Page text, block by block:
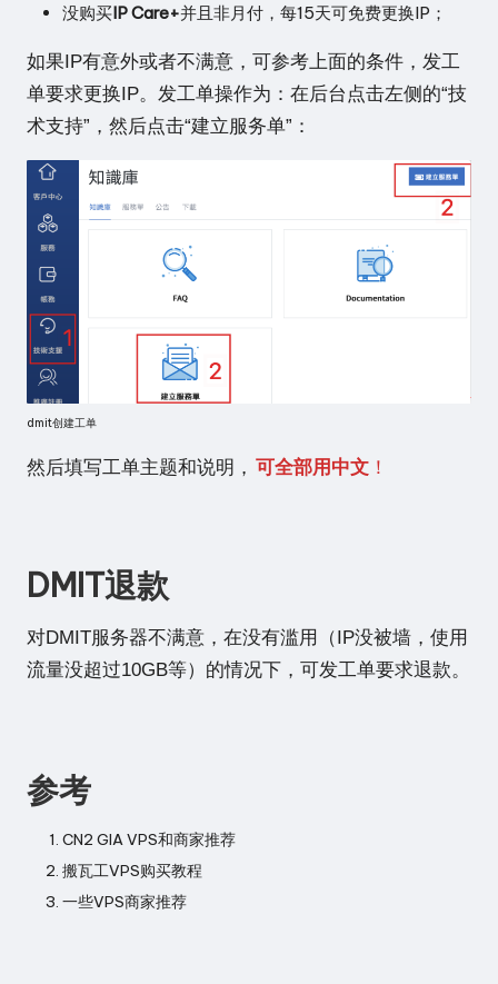
没购买IP Care+并且非月付，每15天可免费更换IP；
如果IP有意外或者不满意，可参考上面的条件，发工
单要求更换IP。发工单操作为：在后台点击左侧的“技
术支持”，然后点击“建立服务单”：
dmit创建工单
然后填写工单主题和说明， 可全部用中文 ！
DMIT退款
对DMIT服务器不满意，在没有滥用（IP没被墙，使用
流量没超过10GB等）的情况下，可发工单要求退款。
参考
CN2 GIA VPS和商家推荐
搬瓦工VPS购买教程
一些VPS商家推荐